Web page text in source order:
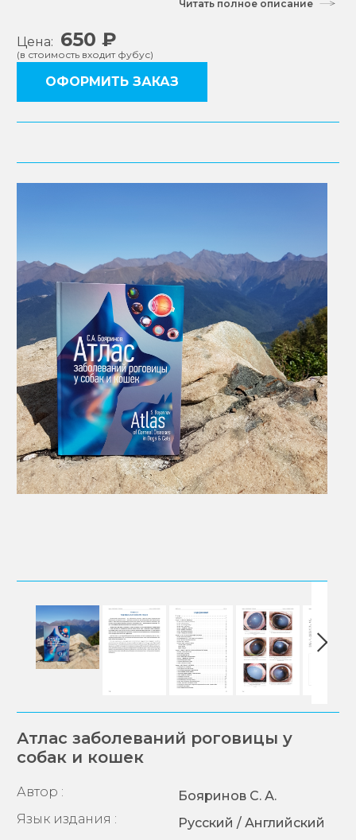
Цена: 650 ₽
(в стоимость входит фубус)
ОФОРМИТЬ ЗАКАЗ
Атлас заболеваний роговицы у
собак и кошек
Автор :
Бояринов С. А.
Язык издания :
Русский / Английский